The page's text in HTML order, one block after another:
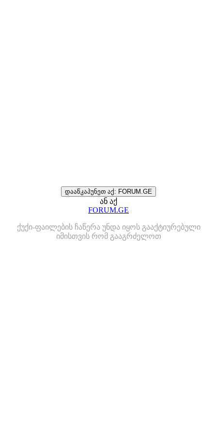
დააწკაპუნეთ აქ: FORUM.GE
ან აქ
FORUM.GE
ქუქი-ფაილების ჩაწერა უნდა იყოს გააქტიურებული
იმისთვის რომ გააგრძელოთ